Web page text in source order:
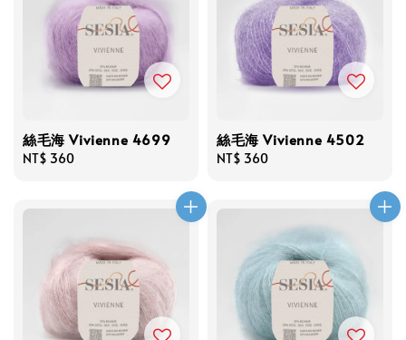
絲毛海 Vivienne 4699
Regular
NT$ 360
絲毛海 Vivienne 4502
Regular
NT$ 360